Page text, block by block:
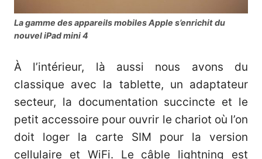
La gamme des appareils mobiles Apple s’enrichit du
nouvel iPad mini 4
À l’intérieur, là aussi nous avons du
classique avec la tablette, un adaptateur
secteur, la documentation succincte et le
petit accessoire pour ouvrir le chariot où l’on
doit loger la carte SIM pour la version
cellulaire et WiFi. Le câble lightning est